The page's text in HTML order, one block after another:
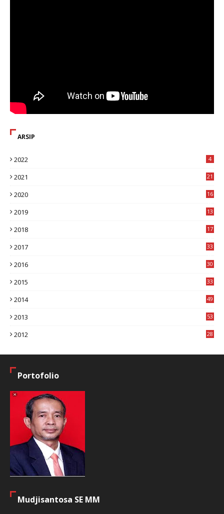
ARSIP
2022 4
2021 21
2020
16
2019
13
2018
17
2017
33
2016
30
2015
33
2014
49
2013
53
2012
28
Portofolio
Mudjisantosa SE MM